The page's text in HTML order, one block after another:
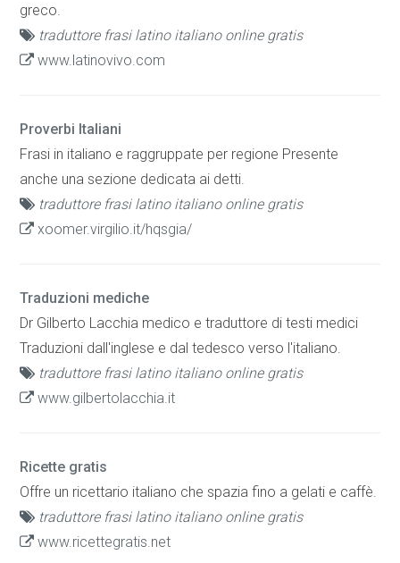
greco.
traduttore frasi latino italiano online gratis
www.latinovivo.com
Proverbi Italiani
Frasi in italiano e raggruppate per regione Presente
anche una sezione dedicata ai detti.
traduttore frasi latino italiano online gratis
xoomer.virgilio.it/hqsgia/
Traduzioni mediche
Dr Gilberto Lacchia medico e traduttore di testi medici
Traduzioni dall'inglese e dal tedesco verso l'italiano.
traduttore frasi latino italiano online gratis
www.gilbertolacchia.it
Ricette gratis
Offre un ricettario italiano che spazia fino a gelati e caffè.
traduttore frasi latino italiano online gratis
www.ricettegratis.net